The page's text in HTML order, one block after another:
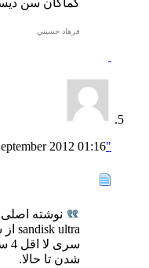
کماکان سن
فرهاد حسيني
"Ehsan"
2012 01:16
نوشته
شدن تا حالا.